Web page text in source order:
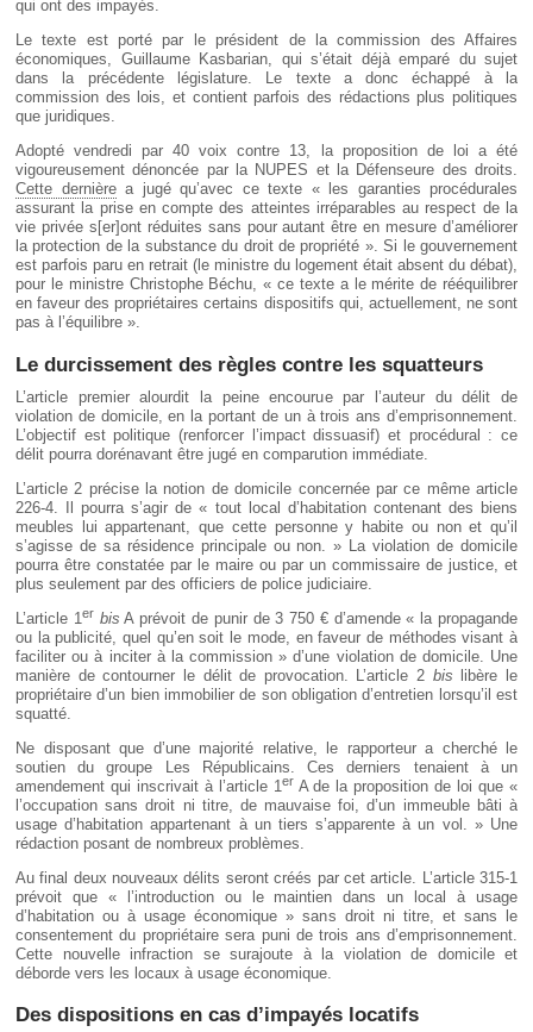
qui ont des impayés.
Le texte est porté par le président de la commission des Affaires
économiques, Guillaume Kasbarian, qui s’était déjà emparé du sujet
dans la précédente législature. Le texte a donc échappé à la
commission des lois, et contient parfois des rédactions plus politiques
que juridiques.
Adopté vendredi par 40 voix contre 13, la proposition de loi a été
vigoureusement dénoncée par la NUPES et la Défenseure des droits.
Cette dernièrea jugé qu’avec ce texte « les garanties procédurales
assurant la prise en compte des atteintes irréparables au respect de la
vie privée s[er]ont réduites sans pour autant être en mesure d’améliorer
la protection de la substance du droit de propriété ». Si le gouvernement
est parfois paru en retrait (le ministre du logement était absent du débat),
pour le ministre Christophe Béchu, « ce texte a le mérite de rééquilibrer
en faveur des propriétaires certains dispositifs qui, actuellement, ne sont
pas à l’équilibre ».
Le durcissement des règles contre les squatteurs
L’article premier alourdit la peine encourue par l’auteur du délit de
violation de domicile, en la portant de un à trois ans d’emprisonnement.
L’objectif est politique (renforcer l’impact dissuasif) et procédural : ce
délit pourra dorénavant être jugé en comparution immédiate.
L’article 2 précise la notion de domicile concernée par ce même article
226-4. Il pourra s’agir de « tout local d’habitation contenant des biens
meubles lui appartenant, que cette personne y habite ou non et qu’il
s’agisse de sa résidence principale ou non. » La violation de domicile
pourra être constatée par le maire ou par un commissaire de justice, et
plus seulement par des officiers de police judiciaire.
L’article 1er bis A prévoit de punir de 3 750 € d’amende « la propagande
ou la publicité, quel qu’en soit le mode, en faveur de méthodes visant à
faciliter ou à inciter à la commission » d’une violation de domicile. Une
manière de contourner le délit de provocation. L’article 2 bis libère le
propriétaire d’un bien immobilier de son obligation d’entretien lorsqu’il est
squatté.
Ne disposant que d’une majorité relative, le rapporteur a cherché le
soutien du groupe Les Républicains. Ces derniers tenaient à un
amendement qui inscrivait à l’article 1erA de la proposition de loi que «
l’occupation sans droit ni titre, de mauvaise foi, d’un immeuble bâti à
usage d’habitation appartenant à un tiers s’apparente à un vol. » Une
rédaction posant de nombreux problèmes.
Au final deux nouveaux délits seront créés par cet article. L’article 315-1
prévoit que « l’introduction ou le maintien dans un local à usage
d’habitation ou à usage économique » sans droit ni titre, et sans le
consentement du propriétaire sera puni de trois ans d’emprisonnement.
Cette nouvelle infraction se surajoute à la violation de domicile et
déborde vers les locaux à usage économique.
Des dispositions en cas d’impayés locatifs